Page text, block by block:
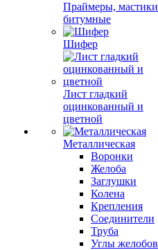
Праймеры, мастики
битумные
Шифер
Лист гладкий
оцинкованный и
цветной
Металлическая
Воронки
Желоба
Заглушки
Колена
Крепления
Соединители
Труба
Углы желобов